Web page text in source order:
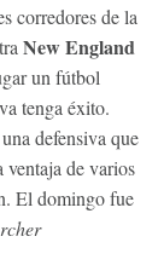
corredores de la
New England
un fútbol
tenga éxito.
defensiva que
ventaja de varios
El domingo fue